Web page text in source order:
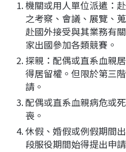
機關或用人單位派遣：
之考察、會議、展覽、
赴國外接受與其業務有
家出國參加各類競賽。
探親：配偶或直系血親
得居留權。但限於第三
請。
配偶或直系血親病危或
喪。
休假、婚假或例假期間
段服役期間始得提出申請